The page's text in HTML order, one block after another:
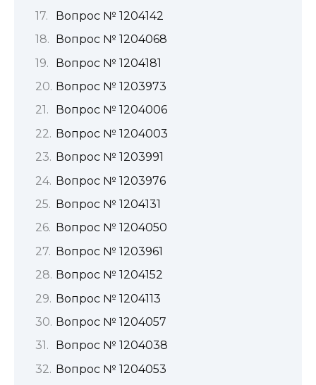
Вопрос № 1204142
Вопрос № 1204068
Вопрос № 1204181
Вопрос № 1203973
Вопрос № 1204006
Вопрос № 1204003
Вопрос № 1203991
Вопрос № 1203976
Вопрос № 1204131
Вопрос № 1204050
Вопрос № 1203961
Вопрос № 1204152
Вопрос № 1204113
Вопрос № 1204057
Вопрос № 1204038
Вопрос № 1204053